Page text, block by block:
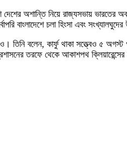
দেশের অশান্তি নিয়ে রাজ্যসভায়
বাংলাদেশে চলা হিংসা এবং
তিনি বলেন, কার্ফু থাকা সত্ত্বেও ৫
তরফে থেকে আকাশপথ